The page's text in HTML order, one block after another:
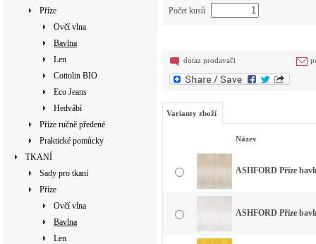
Příze
Ovčí vlna
Bavlna
Len
Cottolin BIO
Eco Jeans
Hedvábí
Příze ručně předené
Praktické pomůcky
TKANÍ
Sady pro tkaní
Příze
Ovčí vlna
Bavlna
Len
Počet kusů
dotaz prodavači
Varianty zboží
Název
ASHFORD Příze
ASHFORD Příze